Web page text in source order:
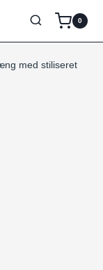
0
med stiliseret